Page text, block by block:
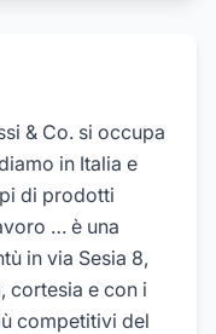
& Co. si occupa
in Italia e
di prodotti
… è una
in via Sesia 8,
cortesia e con i
competitivi del